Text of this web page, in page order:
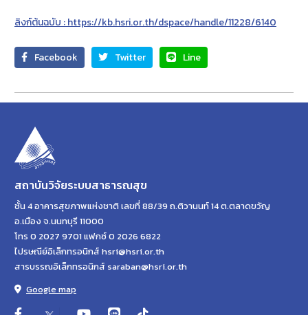
ลิงก์ต้นฉบับ : https://kb.hsri.or.th/dspace/handle/11228/6140
Facebook Twitter Line
สถาบันวิจัยระบบสาธารณสุข
ชั้น 4 อาคารสุขภาพแห่งชาติ เลขที่ 88/39 ถ.ติวานนท์ 14 ต.ตลาดขวัญ
อ.เมือง จ.นนทบุรี 11000
โทร 0 2027 9701 แฟกซ์ 0 2026 6822
ไปรษณีย์อิเล็กทรอนิกส์ hsri@hsri.or.th
สารบรรณอิเล็กทรอนิกส์ saraban@hsri.or.th
Google map